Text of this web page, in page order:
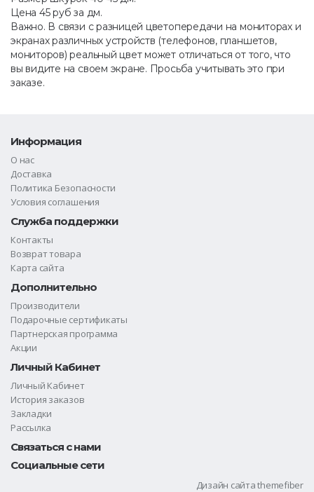
Цена 45 руб за дм.
Важно. В связи с разницей цветопередачи на мониторах и
экранах различных устройств (телефонов, планшетов,
мониторов) реальный цвет может отличаться от того, что
вы видите на своем экране. Просьба учитывать это при
заказе.
Информация
О нас
Доставка
Политика Безопасности
Условия соглашения
Служба поддержки
Контакты
Возврат товара
Карта сайта
Дополнительно
Производители
Подарочные сертификаты
Партнерская программа
Акции
Личный Кабинет
Личный Кабинет
История заказов
Закладки
Рассылка
Связаться с нами
Социальные сети
Дизайн сайтаthemefiber